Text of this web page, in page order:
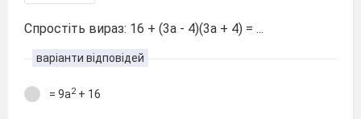
Спростіть вираз: 16 + (3а - 4)(3а + 4) = ...
варіанти відповідей
= 9а2+ 16